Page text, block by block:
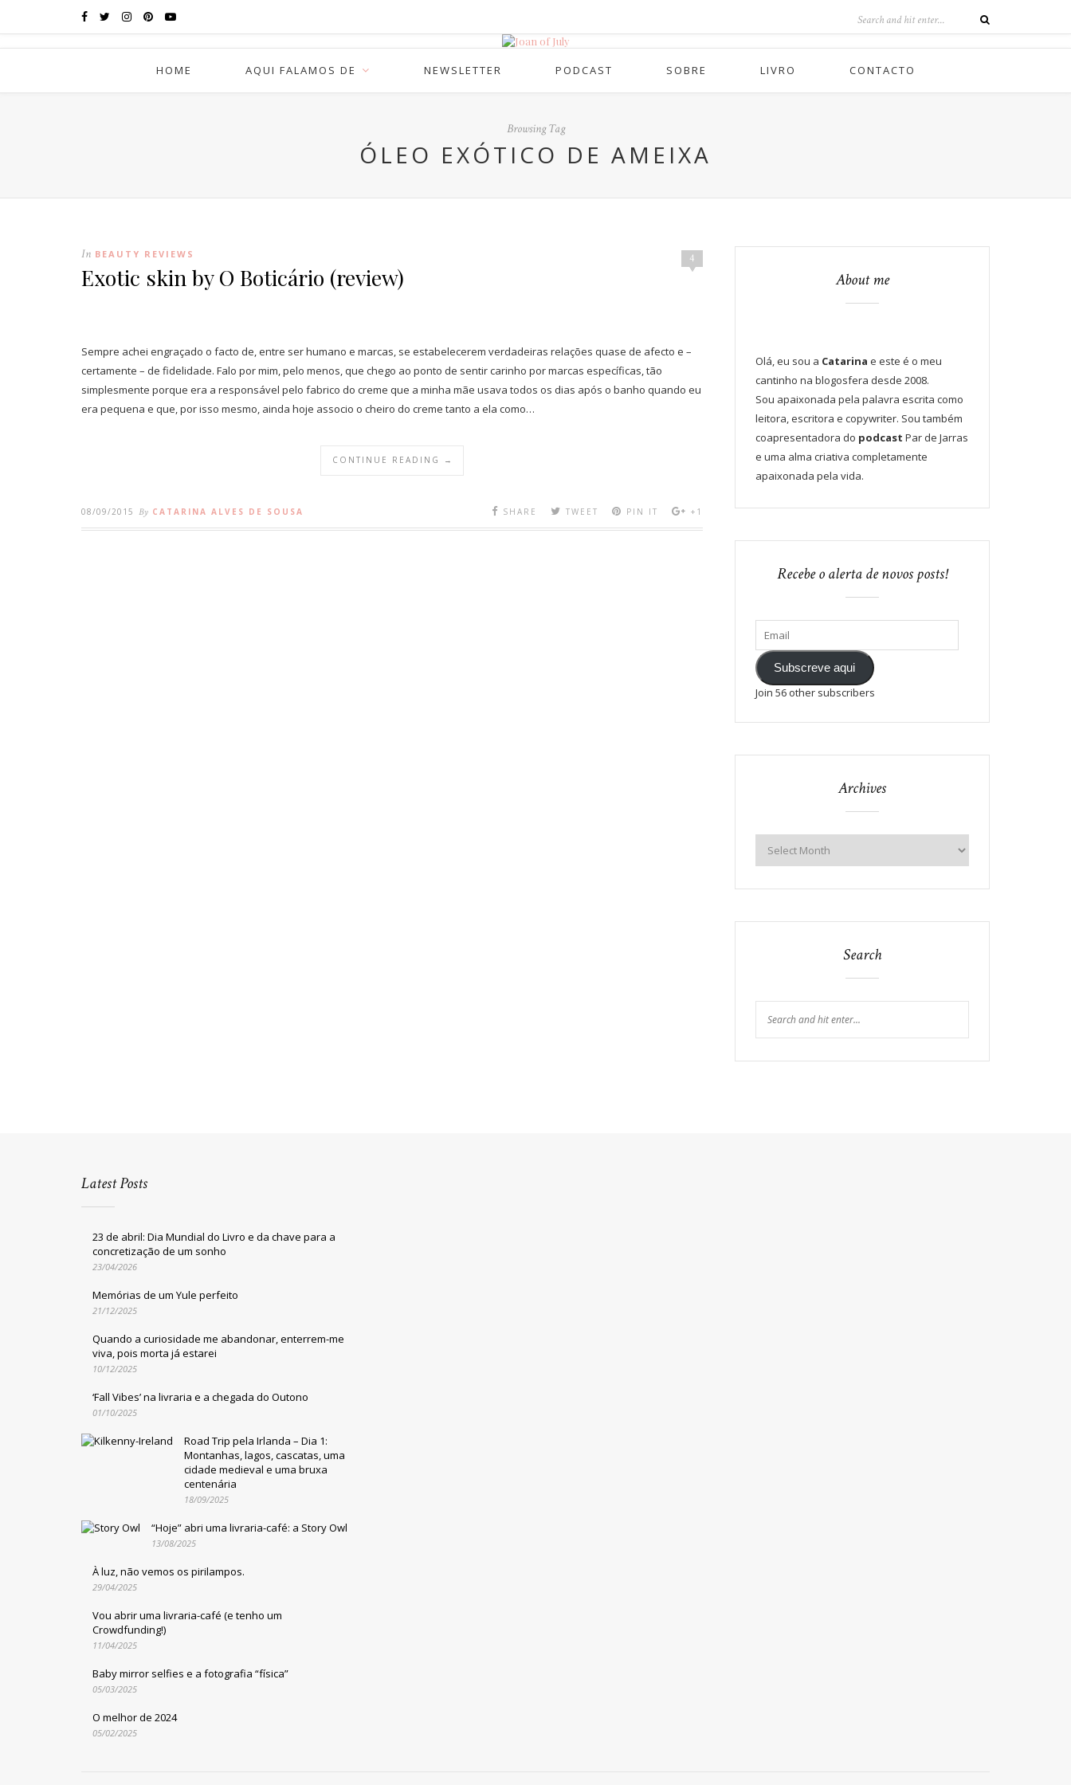
HOME AQUI FALAMOS DE NEWSLETTER PODCAST SOBRE LIVRO CONTACTO
Browsing Tag
ÓLEO EXÓTICO DE AMEIXA
4
In BEAUTY REVIEWS
Exotic skin by O Boticário (review)
Sempre achei engraçado o facto de, entre ser humano e marcas, se estabelecerem verdadeiras relações quase de afecto e –
certamente – de fidelidade. Falo por mim, pelo menos, que chego ao ponto de sentir carinho por marcas específicas, tão
simplesmente porque era a responsável pelo fabrico do creme que a minha mãe usava todos os dias após o banho quando eu
era pequena e que, por isso mesmo, ainda hoje associo o cheiro do creme tanto a ela como…
CONTINUE READING →
08/09/2015 By CATARINA ALVES DE SOUSA SHARE TWEET PIN IT +1
About me
Olá, eu sou a Catarina e este é o meu
cantinho na blogosfera desde 2008.
Sou apaixonada pela palavra escrita como
leitora, escritora e copywriter. Sou também
coapresentadora do podcast Par de Jarras
e uma alma criativa completamente
apaixonada pela vida.
Recebe o alerta de novos posts!
Subscreve aqui
Join 56 other subscribers
Archives
Search
Latest Posts
23 de abril: Dia Mundial do Livro e da chave para a
concretização de um sonho
23/04/2026
Memórias de um Yule perfeito
21/12/2025
Quando a curiosidade me abandonar, enterrem-me
viva, pois morta já estarei
10/12/2025
‘Fall Vibes’ na livraria e a chegada do Outono
01/10/2025
Road Trip pela Irlanda – Dia 1:
Montanhas, lagos, cascatas, uma
cidade medieval e uma bruxa
centenária
18/09/2025
“Hoje” abri uma livraria-café: a Story Owl
13/08/2025
À luz, não vemos os pirilampos.
29/04/2025
Vou abrir uma livraria-café (e tenho um
Crowdfunding!)
11/04/2025
Baby mirror selfies e a fotografia “física”
05/03/2025
O melhor de 2024
05/02/2025